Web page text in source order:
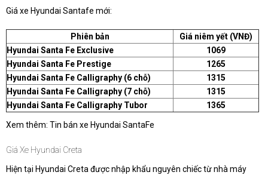
Giá xe Hyundai Santafe mới:
Phiên bản
Giá niêm yết (VNĐ)
Hyundai Santa Fe Exclusive
1069
Hyundai Santa Fe Prestige
1265
Hyundai Santa Fe Calligraphy (6 chỗ)
1315
Hyundai Santa Fe Calligraphy (7 chỗ)
1315
Hyundai Santa Fe Calligraphy Tubor
1365
Xem thêm: Tin bán xe Hyundai SantaFe
Giá Xe Hyundai Creta
Hiện tại Hyundai Creta được nhập khẩu nguyên chiếc từ nhà máy